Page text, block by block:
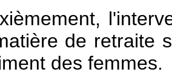
de retraite
des femmes.